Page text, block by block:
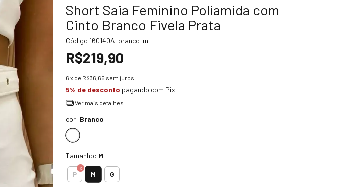
Short Saia Feminino Poliamida com
Cinto Branco Fivela Prata
Código 160140A-branco-m
R$219,90
6 x de R$36,65 sem juros
5% de desconto pagando com Pix
Ver mais detalhes
cor: Branco
Tamanho: M
P M G